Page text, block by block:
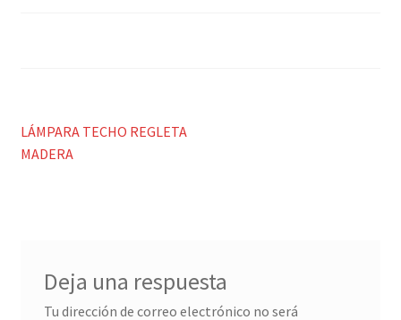
Muebles
Navegación
de
Anterior:
LÁMPARA TECHO REGLETA
MADERA
Deja una respuesta
Tu dirección de correo electrónico no será